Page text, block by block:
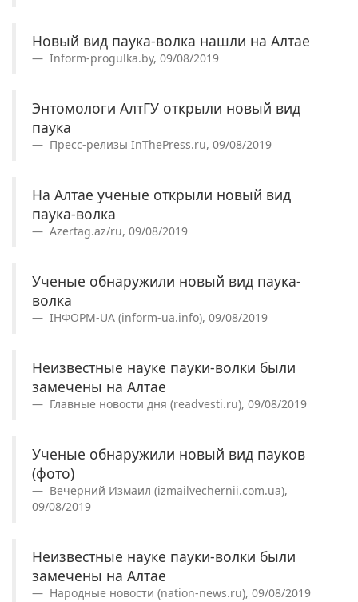
Новый вид паука-волка нашли на Алтае
Inform-progulka.by, 09/08/2019
Энтомологи АлтГУ открыли новый вид
паука
Пресс-релизы InThePress.ru, 09/08/2019
На Алтае ученые открыли новый вид
паука-волка
Azertag.az/ru, 09/08/2019
Ученые обнаружили новый вид паука-
волка
IНФОРМ-UA (inform-ua.info), 09/08/2019
Неизвестные науке пауки-волки были
замечены на Алтае
Главные новости дня (readvesti.ru), 09/08/2019
Ученые обнаружили новый вид пауков
(фото)
Вечерний Измаил (izmailvechernii.com.ua),
09/08/2019
Неизвестные науке пауки-волки были
замечены на Алтае
Народные новости (nation-news.ru), 09/08/2019